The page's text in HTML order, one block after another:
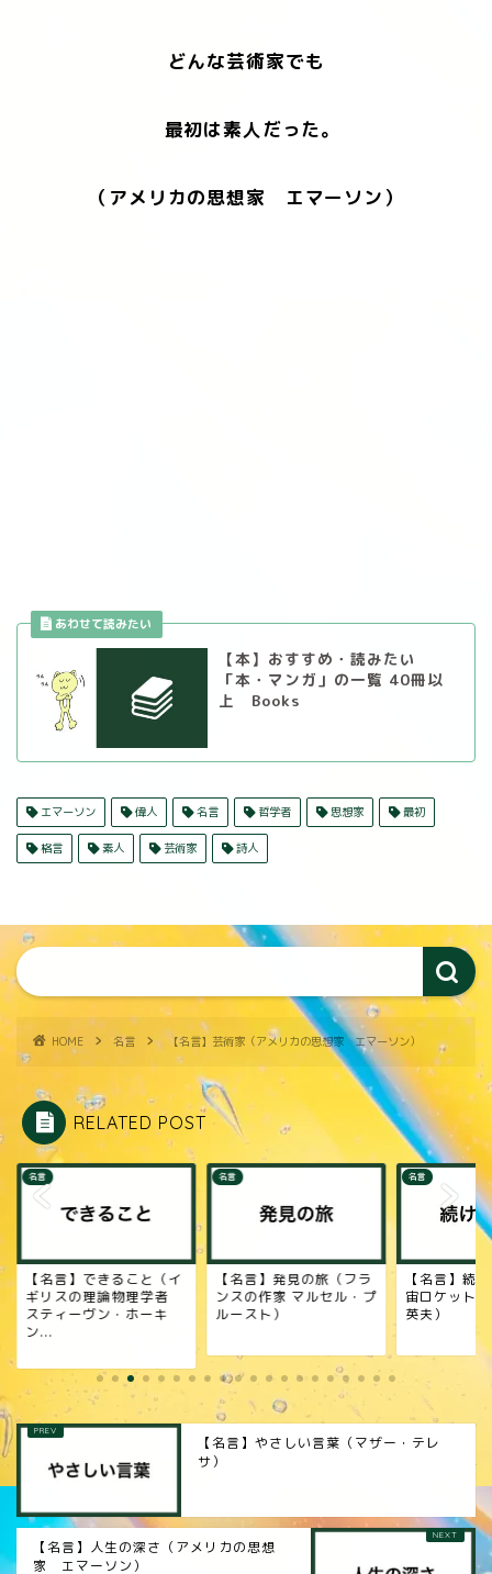
どんな芸術家でも
最初は素人だった。
（アメリカの思想家 エマーソン）
【本】おすすめ・読みたい
「本・マンガ」の一覧 40冊以
上 Books
エマーソン 偉人 名言 哲学者 思想家 最初
格言 素人 芸術家 詩人
HOME 名言 【名言】芸術家（アメリカの思想家 エマーソン）
RELATED POST
言】できること（イ
スの理論物理学者
ィーヴン・ホーキ
【名言】発見の旅（フラ
ンスの作家 マルセル・プ
ルースト）
【名言】続けること
宙ロケット開発者
【名言】やさしい言葉（マザー・テレ
サ）
【名言】人生の深さ（アメリカの思想
家 エマーソン）